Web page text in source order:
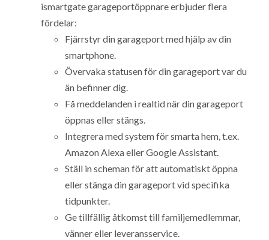
ismartgate garageportöppnare erbjuder flera
fördelar:
Fjärrstyr din garageport med hjälp av din
smartphone.
Övervaka statusen för din garageport var du
än befinner dig.
Få meddelanden i realtid när din garageport
öppnas eller stängs.
Integrera med system för smarta hem, t.ex.
Amazon Alexa eller Google Assistant.
Ställ in scheman för att automatiskt öppna
eller stänga din garageport vid specifika
tidpunkter.
Ge tillfällig åtkomst till familjemedlemmar,
vänner eller leveransservice.